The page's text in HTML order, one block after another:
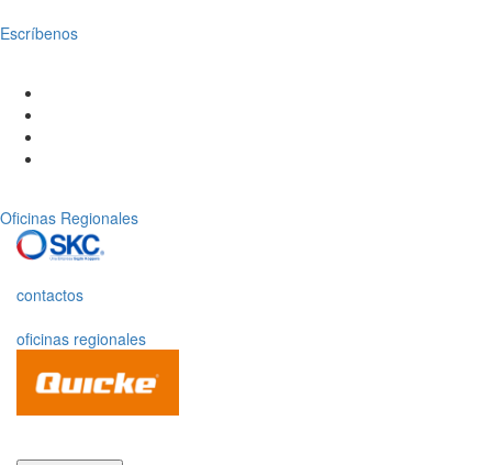
Escríbenos
Oficinas Regionales
contactos
oficinas regionales